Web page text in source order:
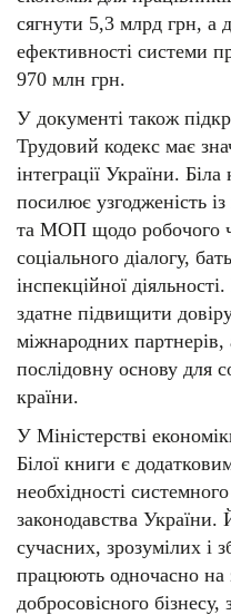
сягнути 5,3 млрд грн, а
ефективності системи
970 млн грн.
У документі також
Трудовий кодекс має
інтеграції України.
посилює узгодженість
та МОП щодо робочого
соціального діалогу,
інспекційної
здатне підвищити
міжнародних
послідовну основу для
країни.
У Міністерстві
Білої книги є
необхідності
законодавства
сучасних, зрозумілих і
працюють одночасно на
добросовісного